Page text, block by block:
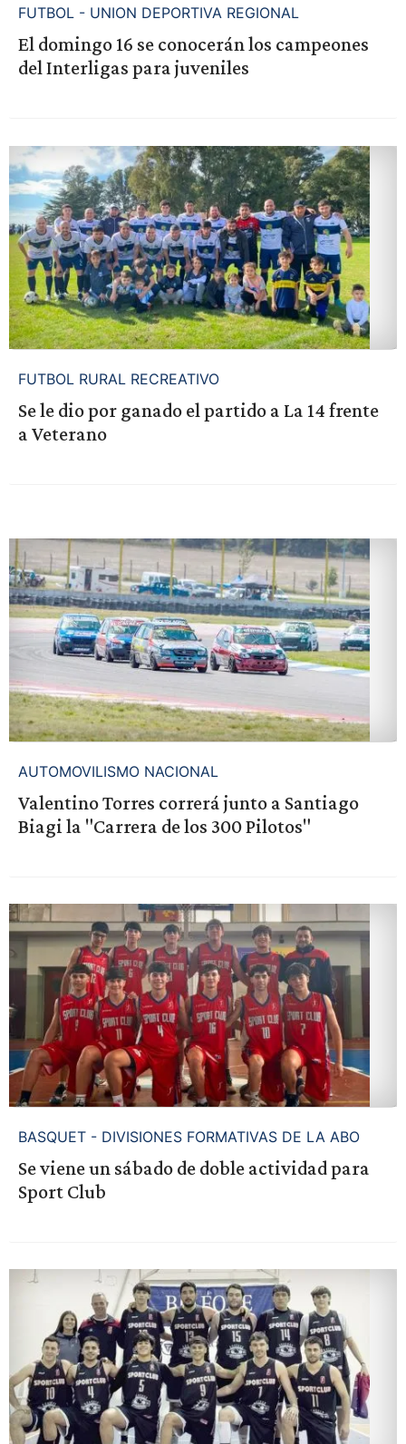
FUTBOL - UNION DEPORTIVA REGIONAL
El domingo 16 se conocerán los campeones
del Interligas para juveniles
FUTBOL RURAL RECREATIVO
Se le dio por ganado el partido a La 14 frente
a Veterano
AUTOMOVILISMO NACIONAL
Valentino Torres correrá junto a Santiago
Biagi la "Carrera de los 300 Pilotos"
BASQUET - DIVISIONES FORMATIVAS DE LA ABO
Se viene un sábado de doble actividad para
Sport Club